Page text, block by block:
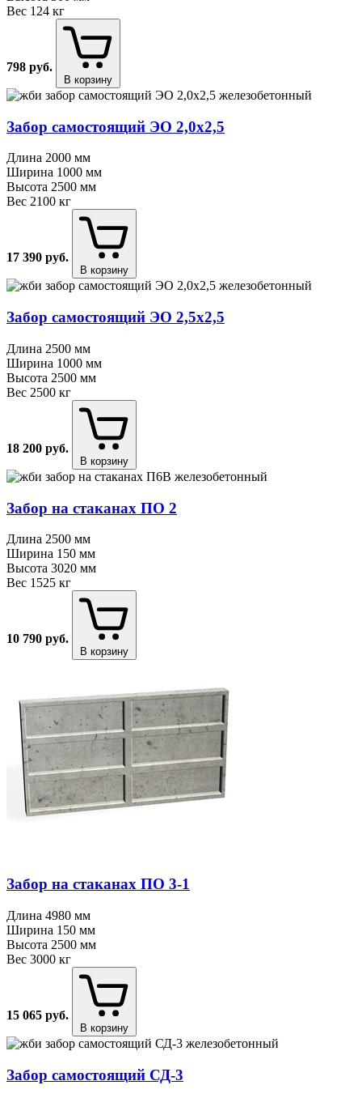
Вес 124 кг
798 руб.
В корзину
Забор самостоящий ЭО 2,0х2,5
Длина 2000 мм
Ширина 1000 мм
Высота 2500 мм
Вес 2100 кг
17 390 руб.
В корзину
Забор самостоящий ЭО 2,5х2,5
Длина 2500 мм
Ширина 1000 мм
Высота 2500 мм
Вес 2500 кг
18 200 руб.
В корзину
Забор на стаканах ПО 2
Длина 2500 мм
Ширина 150 мм
Высота 3020 мм
Вес 1525 кг
10 790 руб.
В корзину
Забор на стаканах ПО 3⁠-⁠1
Длина 4980 мм
Ширина 150 мм
Высота 2500 мм
Вес 3000 кг
15 065 руб.
В корзину
Забор самостоящий СД⁠-⁠3